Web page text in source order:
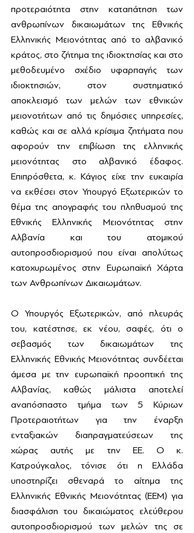
προτεραιότητα στην καταπάτηση των
ανθρωπίνων δικαιωμάτων της Εθνικής
Ελληνικής Μειονότητας από το αλβανικό
κράτος, στο ζήτημα της ιδιοκτησίας και στο
μεθοδευμένο σχέδιο υφαρπαγής των
ιδιοκτησιών, στον συστηματικό
αποκλεισμό των μελών των εθνικών
μειονοτήτων από τις δημόσιες υπηρεσίες,
καθώς και σε αλλά κρίσιμα ζητήματα που
αφορούν την επιβίωση της ελληνικής
μειονότητας στο αλβανικό έδαφος.
Επιπρόσθετα, κ. Κάγιος είχε την ευκαιρία
να εκθέσει στον Υπουργό Εξωτερικών το
θέμα της απογραφής του πληθυσμού της
Εθνικής Ελληνικής Μειονότητας στην
Αλβανία και του ατομικού
αυτοπροσδιορισμού που είναι απολύτως
κατοχυρωμένος στην Ευρωπαϊκή Χάρτα
των Ανθρωπίνων Δικαιωμάτων.
Ο Υπουργός Εξωτερικών, από πλευράς
του, κατέστησε, εκ νέου, σαφές, ότι ο
σεβασμός των δικαιωμάτων της
Ελληνικής Εθνικής Μειονότητας συνδέεται
άμεσα με την ευρωπαϊκή προοπτική της
Αλβανίας, καθώς μάλιστα αποτελεί
αναπόσπαστο τμήμα των 5 Κύριων
Προτεραιοτήτων για την έναρξη
ενταξιακών διαπραγματεύσεων της
χώρας αυτής με την ΕΕ. Ο κ.
Κατρούγκαλος, τόνισε ότι η Ελλάδα
υποστηρίζει σθεναρά το αίτημα της
Ελληνικής Εθνικής Μειονότητας (ΕΕΜ) για
διασφάλιση του δικαιώματος ελεύθερου
αυτοπροσδιορισμού των μελών της σε